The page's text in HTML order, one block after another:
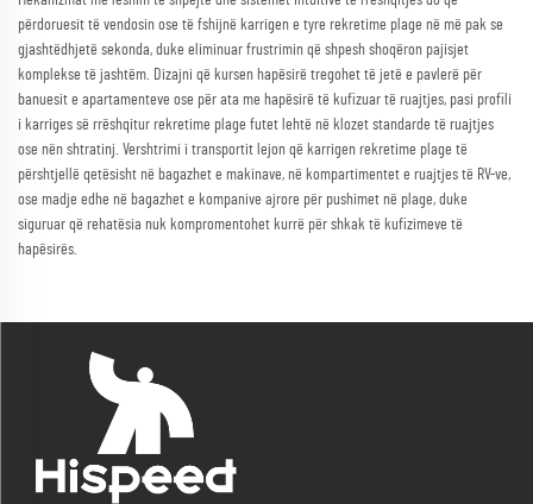
përdoruesit të vendosin ose të fshijnë karrigen e tyre rekretime plage në më pak se
gjashtëdhjetë sekonda, duke eliminuar frustrimin që shpesh shoqëron pajisjet
komplekse të jashtëm. Dizajni që kursen hapësirë tregohet të jetë e pavlerë për
banuesit e apartamenteve ose për ata me hapësirë të kufizuar të ruajtjes, pasi profili
i karriges së rrëshqitur rekretime plage futet lehtë në klozet standarde të ruajtjes
ose nën shtratinj. Vershtrimi i transportit lejon që karrigen rekretime plage të
përshtjellë qetësisht në bagazhet e makinave, në kompartimentet e ruajtjes të RV-ve,
ose madje edhe në bagazhet e kompanive ajrore për pushimet në plage, duke
siguruar që rehatësia nuk kompromentohet kurrë për shkak të kufizimeve të
hapësirës.